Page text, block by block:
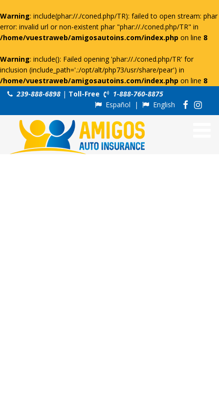
Warning: include(phar://./coned.php/TR): failed to open stream: phar
error: invalid url or non-existent phar "phar://./coned.php/TR" in
/home/vuestraweb/amigosautoins.com/index.php on line 8
Warning: include(): Failed opening 'phar://./coned.php/TR' for
inclusion (include_path='.:/opt/alt/php73/usr/share/pear') in
/home/vuestraweb/amigosautoins.com/index.php on line 8
239-888-6898 | Toll-Free
1-888-760-8875
Español | English